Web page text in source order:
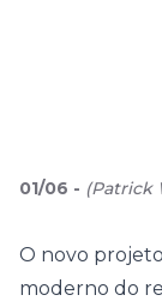
01/06 - (Patrick
O novo
moderno do